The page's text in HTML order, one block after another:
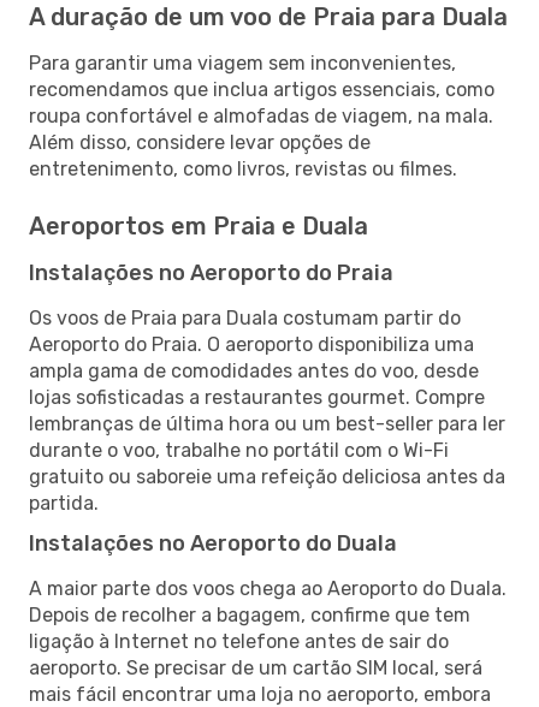
A duração de um voo de Praia para Duala
Para garantir uma viagem sem inconvenientes,
recomendamos que inclua artigos essenciais, como
roupa confortável e almofadas de viagem, na mala.
Além disso, considere levar opções de
entretenimento, como livros, revistas ou filmes.
Aeroportos em Praia e Duala
Instalações no Aeroporto do Praia
Os voos de Praia para Duala costumam partir do
Aeroporto do Praia. O aeroporto disponibiliza uma
ampla gama de comodidades antes do voo, desde
lojas sofisticadas a restaurantes gourmet. Compre
lembranças de última hora ou um best-seller para ler
durante o voo, trabalhe no portátil com o Wi-Fi
gratuito ou saboreie uma refeição deliciosa antes da
partida.
Instalações no Aeroporto do Duala
A maior parte dos voos chega ao Aeroporto do Duala.
Depois de recolher a bagagem, confirme que tem
ligação à Internet no telefone antes de sair do
aeroporto. Se precisar de um cartão SIM local, será
mais fácil encontrar uma loja no aeroporto, embora